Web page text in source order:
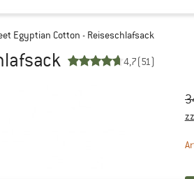
Egyptian Cotton - Reiseschlafsack
4,7(51)